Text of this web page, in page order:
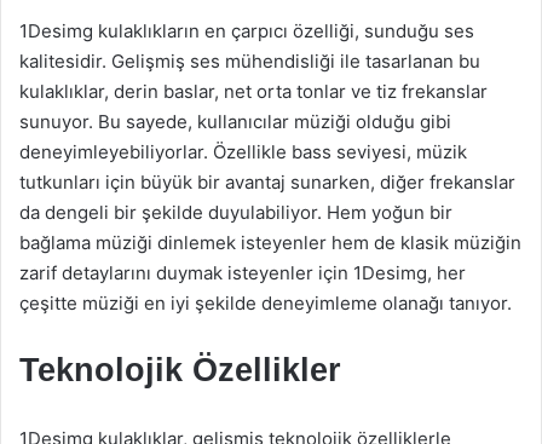
1Desimg kulaklıkların en çarpıcı özelliği, sunduğu ses
kalitesidir. Gelişmiş ses mühendisliği ile tasarlanan bu
kulaklıklar, derin baslar, net orta tonlar ve tiz frekanslar
sunuyor. Bu sayede, kullanıcılar müziği olduğu gibi
deneyimleyebiliyorlar. Özellikle bass seviyesi, müzik
tutkunları için büyük bir avantaj sunarken, diğer frekanslar
da dengeli bir şekilde duyulabiliyor. Hem yoğun bir
bağlama müziği dinlemek isteyenler hem de klasik müziğin
zarif detaylarını duymak isteyenler için 1Desimg, her
çeşitte müziği en iyi şekilde deneyimleme olanağı tanıyor.
Teknolojik Özellikler
1Desimg kulaklıklar, gelişmiş teknolojik özelliklerle